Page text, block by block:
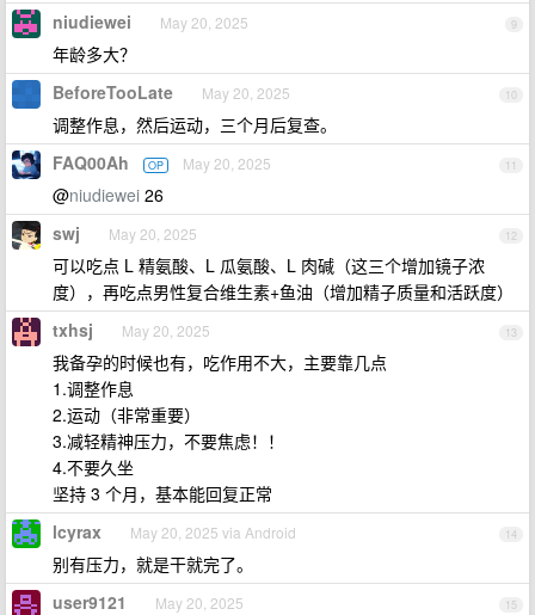
9
niudiewei May 20, 2025
年龄多大？
10
BeforeTooLate May 20, 2025
调整作息，然后运动，三个月后复查。
11
FAQ00Ah OP May 20, 2025
@niudiewei 26
12
swj May 20, 2025
可以吃点 L 精氨酸、L 瓜氨酸、L 肉碱（这三个增加镜子浓
度），再吃点男性复合维生素+鱼油（增加精子质量和活跃度）
13
txhsj May 20, 2025
我备孕的时候也有，吃作用不大，主要靠几点
1.调整作息
2.运动（非常重要）
3.减轻精神压力，不要焦虑！！
4.不要久坐
坚持 3 个月，基本能回复正常
14
lcyrax May 20, 2025 via Android
别有压力，就是干就完了。
15
user9121 May 20, 2025